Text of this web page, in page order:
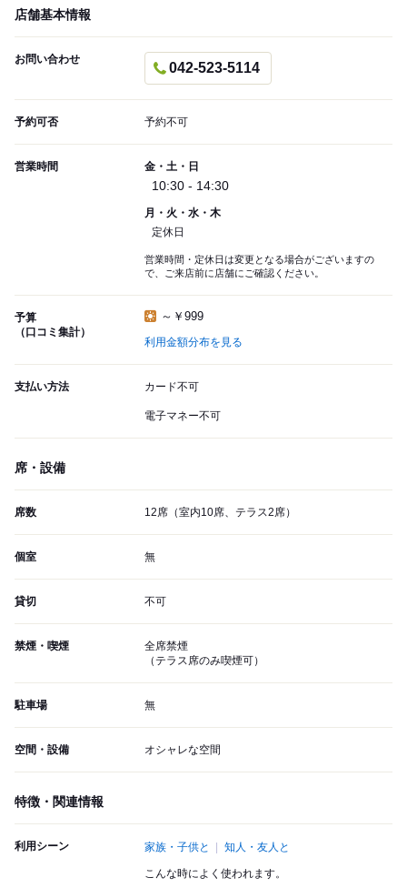
店舗基本情報
お問い合わせ
042-523-5114
予約可否 予約不可
営業時間 金・土・日
10:30 - 14:30
月・火・水・木
定休日
営業時間・定休日は変更となる場合がございますの
で、ご来店前に店舗にご確認ください。
予算
（口コミ集計）
～￥999
利用金額分布を見る
支払い方法 カード不可
電子マネー不可
席・設備
席数 12席（室内10席、テラス2席）
個室 無
貸切 不可
禁煙・喫煙
全席禁煙
（テラス席のみ喫煙可）
駐車場 無
空間・設備 オシャレな空間
特徴・関連情報
利用シーン 家族・子供と 知人・友人と
こんな時によく使われます。